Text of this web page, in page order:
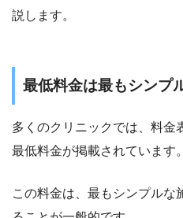
説します。
最低料金は最もシンプ
多くのクリニックでは、料金
最低料金が掲載されています。
この料金は、最もシンプルな